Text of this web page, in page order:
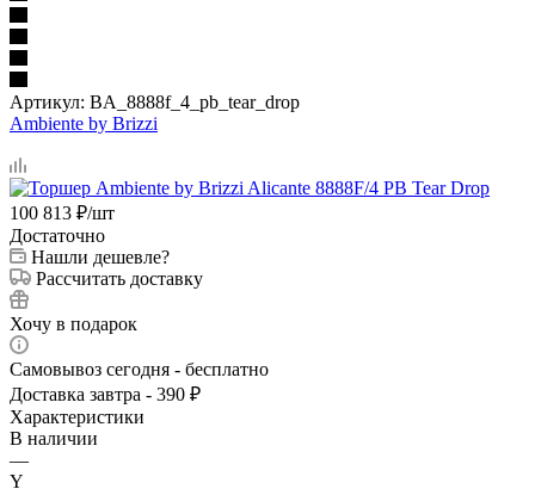
Артикул: BA_8888f_4_pb_tear_drop
Ambiente by Brizzi
100 813 ₽/шт
Достаточно
Нашли дешевле?
Рассчитать доставку
Хочу в подарок
Самовывоз сегодня - бесплатно
Доставка завтра - 390 ₽
Характеристики
В наличии
—
Y